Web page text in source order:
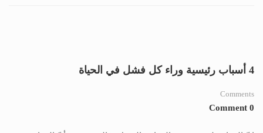
4 أسباب رئيسية وراء كل فشل في الحياة
Comments
0 Comment